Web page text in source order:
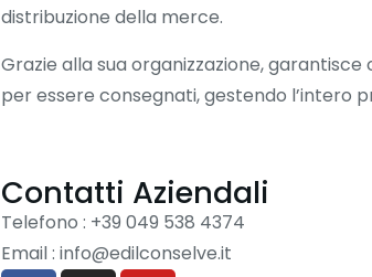
distribuzione della merce.
Grazie alla sua organizzazione,
per essere consegnati, gestendo l’intero
Contatti Aziendali
Telefono : +39 049 538 4374
Email : info@edilconselve.it